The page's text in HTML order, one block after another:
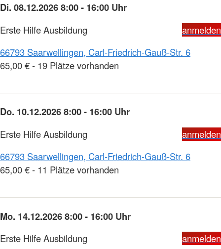
Di. 08.12.2026 8:00 - 16:00 Uhr
Erste Hilfe Ausbildung
anmelden
66793 Saarwellingen, Carl-Friedrich-Gauß-Str. 6
65,00 € - 19 Plätze vorhanden
Do. 10.12.2026 8:00 - 16:00 Uhr
Erste Hilfe Ausbildung
anmelden
66793 Saarwellingen, Carl-Friedrich-Gauß-Str. 6
65,00 € - 11 Plätze vorhanden
Mo. 14.12.2026 8:00 - 16:00 Uhr
Erste Hilfe Ausbildung
anmelden